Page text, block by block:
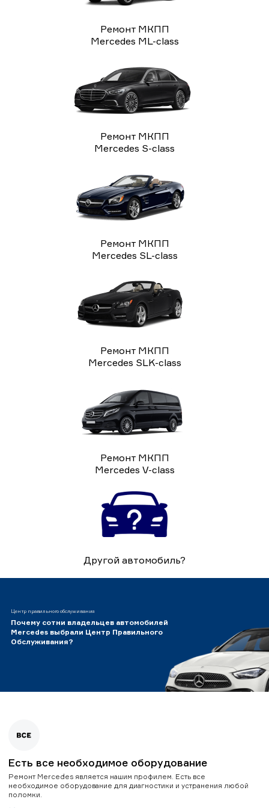
Ремонт МКПП
Mercedes ML-class
Ремонт МКПП
Mercedes S-class
Ремонт МКПП
Mercedes SL-class
Ремонт МКПП
Mercedes SLK-class
Ремонт МКПП
Mercedes V-class
Другой автомобиль?
Центр правильного обслуживания
Почему сотни владельцев автомобилей
Mercedes выбрали Центр Правильного
Обслуживания?
Есть все необходимое оборудование
Ремонт Mercedes является нашим профилем. Есть все
необходимое оборудование для диагностики и устранения любой
поломки.